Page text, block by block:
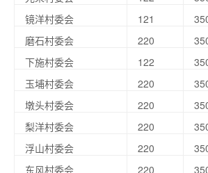
镜洋村委会
121
磨石村委会
220
下施村委会
122
玉埔村委会
220
墩头村委会
220
梨洋村委会
220
浮山村委会
220
东风村委会
220